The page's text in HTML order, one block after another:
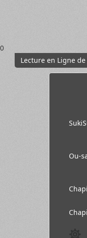
0
Lecture en Ligne de
Ou-